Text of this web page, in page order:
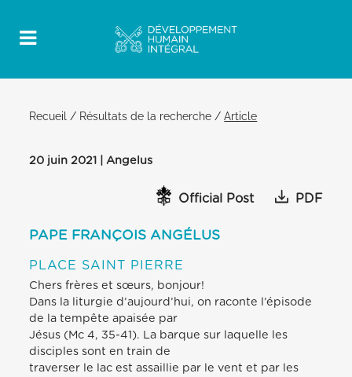
Recueil / Résultats de la recherche /Article
20 juin 2021 | Angelus
Official Post PDF
PAPE FRANÇOIS ANGÉLUS
PLACE SAINT PIERRE
Chers frères et sœurs, bonjour!
Dans la liturgie d’aujourd’hui, on raconte l’épisode
de la tempête apaisée par
Jésus (Mc 4, 35-41). La barque sur laquelle les
disciples sont en train de
traverser le lac est assaillie par le vent et par les